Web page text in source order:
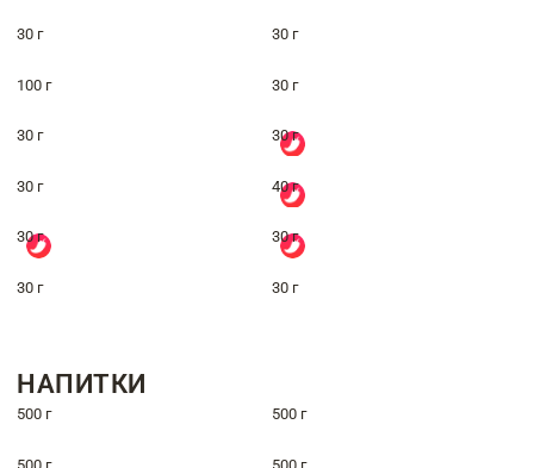
30 г 30 г
100 г 30 г
30 г 30 г
30 г 40 г
30 г 30 г
30 г 30 г
НАПИТКИ
500 г 500 г